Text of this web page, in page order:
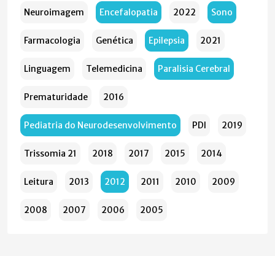
Neuroimagem Encefalopatia 2022 Sono
Farmacologia Genética Epilepsia 2021
Linguagem Telemedicina Paralisia Cerebral
Prematuridade 2016
Pediatria do Neurodesenvolvimento PDI 2019
Trissomia 21 2018 2017 2015 2014
Leitura 2013 2012 2011 2010 2009
2008 2007 2006 2005